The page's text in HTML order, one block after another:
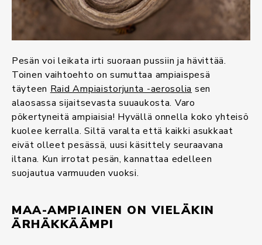
Pesän voi leikata irti suoraan pussiin ja hävittää.
Toinen vaihtoehto on sumuttaa ampiaispesä
täyteen Raid Ampiaistorjunta -aerosolia sen
alaosassa sijaitsevasta suuaukosta. Varo
pökertyneitä ampiaisia! Hyvällä onnella koko yhteisö
kuolee kerralla. Siltä varalta että kaikki asukkaat
eivät olleet pesässä, uusi käsittely seuraavana
iltana. Kun irrotat pesän, kannattaa edelleen
suojautua varmuuden vuoksi.
MAA-AMPIAINEN ON VIELÄKIN
ÄRHÄKKÄÄMPI